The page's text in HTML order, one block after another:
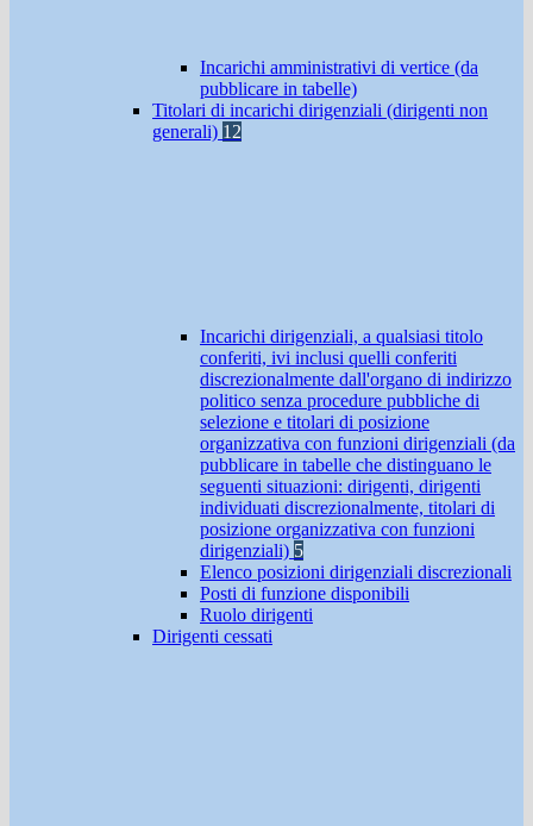
Incarichi amministrativi di vertice (da
pubblicare in tabelle)
Titolari di incarichi dirigenziali (dirigenti non
generali) 12
Incarichi dirigenziali, a qualsiasi titolo
conferiti, ivi inclusi quelli conferiti
discrezionalmente dall'organo di indirizzo
politico senza procedure pubbliche di
selezione e titolari di posizione
organizzativa con funzioni dirigenziali (da
pubblicare in tabelle che distinguano le
seguenti situazioni: dirigenti, dirigenti
individuati discrezionalmente, titolari di
posizione organizzativa con funzioni
dirigenziali) 5
Elenco posizioni dirigenziali discrezionali
Posti di funzione disponibili
Ruolo dirigenti
Dirigenti cessati